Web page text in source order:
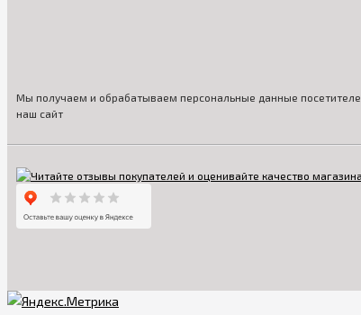
Мы получаем и обрабатываем персональные данные
наш сайт